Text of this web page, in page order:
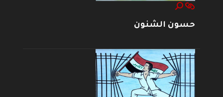
حسون الشنون